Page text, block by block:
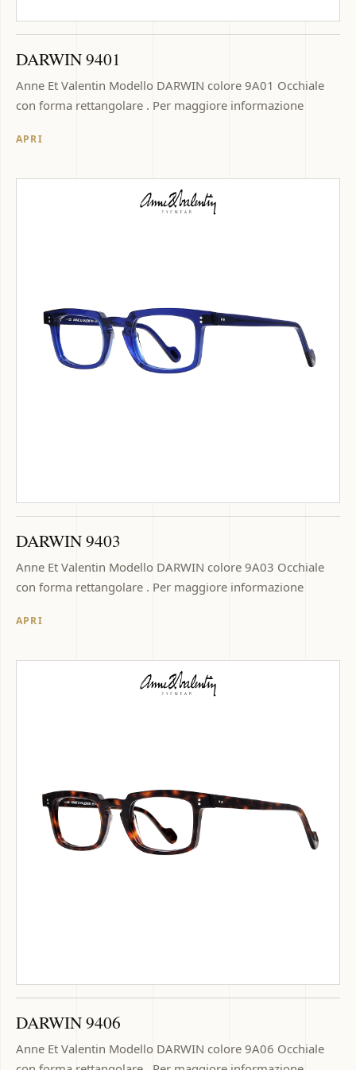
DARWIN 9401
Anne Et Valentin Modello DARWIN colore 9A01 Occhiale
con forma rettangolare . Per maggiore informazione
APRI
DARWIN 9403
Anne Et Valentin Modello DARWIN colore 9A03 Occhiale
con forma rettangolare . Per maggiore informazione
APRI
DARWIN 9406
Anne Et Valentin Modello DARWIN colore 9A06 Occhiale